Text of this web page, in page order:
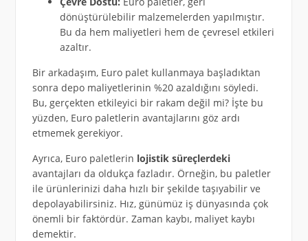
dönüştürülebilir malzemelerden yapılmıştır.
Bu da hem maliyetleri hem de çevresel etkileri
azaltır.
Bir arkadaşım, Euro palet kullanmaya başladıktan
sonra depo maliyetlerinin %20 azaldığını söyledi.
Bu, gerçekten etkileyici bir rakam değil mi? İşte bu
yüzden, Euro paletlerin avantajlarını göz ardı
etmemek gerekiyor.
Ayrıca, Euro paletlerin lojistik süreçlerdeki
avantajları da oldukça fazladır. Örneğin, bu paletler
ile ürünlerinizi daha hızlı bir şekilde taşıyabilir ve
depolayabilirsiniz. Hız, günümüz iş dünyasında çok
önemli bir faktördür. Zaman kaybı, maliyet kaybı
demektir.